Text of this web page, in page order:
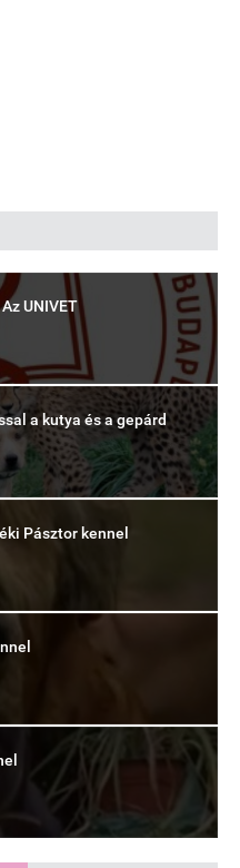
UNIVET
a kutya és a gepárd
Pásztor kennel